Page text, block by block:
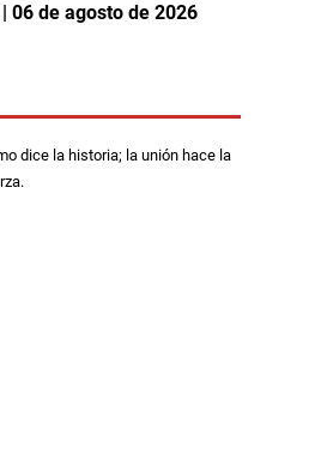
06 de agosto de 2026
dice la historia; la unión hace la